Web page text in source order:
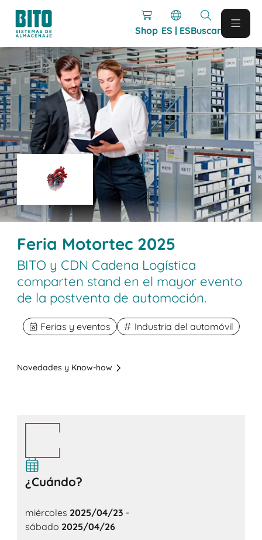
Shop ES | ESBuscar
Feria Motortec 2025
BITO y CDN Cadena Logística
comparten stand en el mayor evento
de la postventa de automoción.
Ferias y eventos Industria del automóvil
Novedades y Know-how
¿Cuándo?
miércoles 2025/04/23 -
sábado 2025/04/26